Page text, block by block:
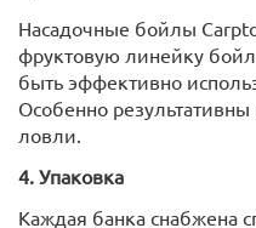
Насадочные бойлы
фруктовую линейку
быть эффективно
Особенно
ловли.
4. Упаковка
Каждая банка снабжена